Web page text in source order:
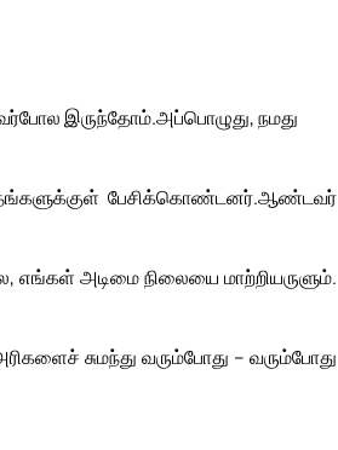
இருந்தோம்.அப்பொழுது, நமது
பேசிக்கொண்டனர்.ஆண்டவர்
அடிமை நிலையை மாற்றியருளும்.
சுமந்து வரும்போது – வரும்போது